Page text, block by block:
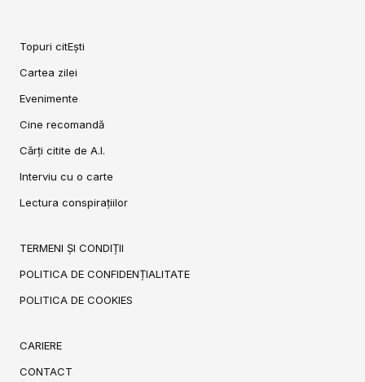
Topuri citEști
Cartea zilei
Evenimente
Cine recomandă
Cărți citite de A.I.
Interviu cu o carte
Lectura conspirațiilor
TERMENI ȘI CONDIȚII
POLITICA DE CONFIDENȚIALITATE
POLITICA DE COOKIES
CARIERE
CONTACT